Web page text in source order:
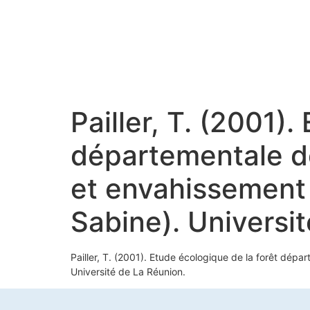
Pailler, T.
départementale
et
Sabine).
Pailler, T. (2001). Etude écologique de la forêt
Université de La Réunion.